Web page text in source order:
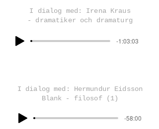
I dialog med: Irena Kraus
- dramatiker och dramaturg
-1:03:03
I dialog med: Hermundur Eidsson
Blank - filosof (1)
-58:00